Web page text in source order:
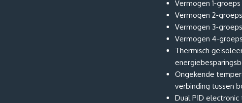
Vermogen 1-
Vermogen 2-
Vermogen 3-
Vermogen 4-
Thermisch
Ongekende
verbinding tussen
Dual PID